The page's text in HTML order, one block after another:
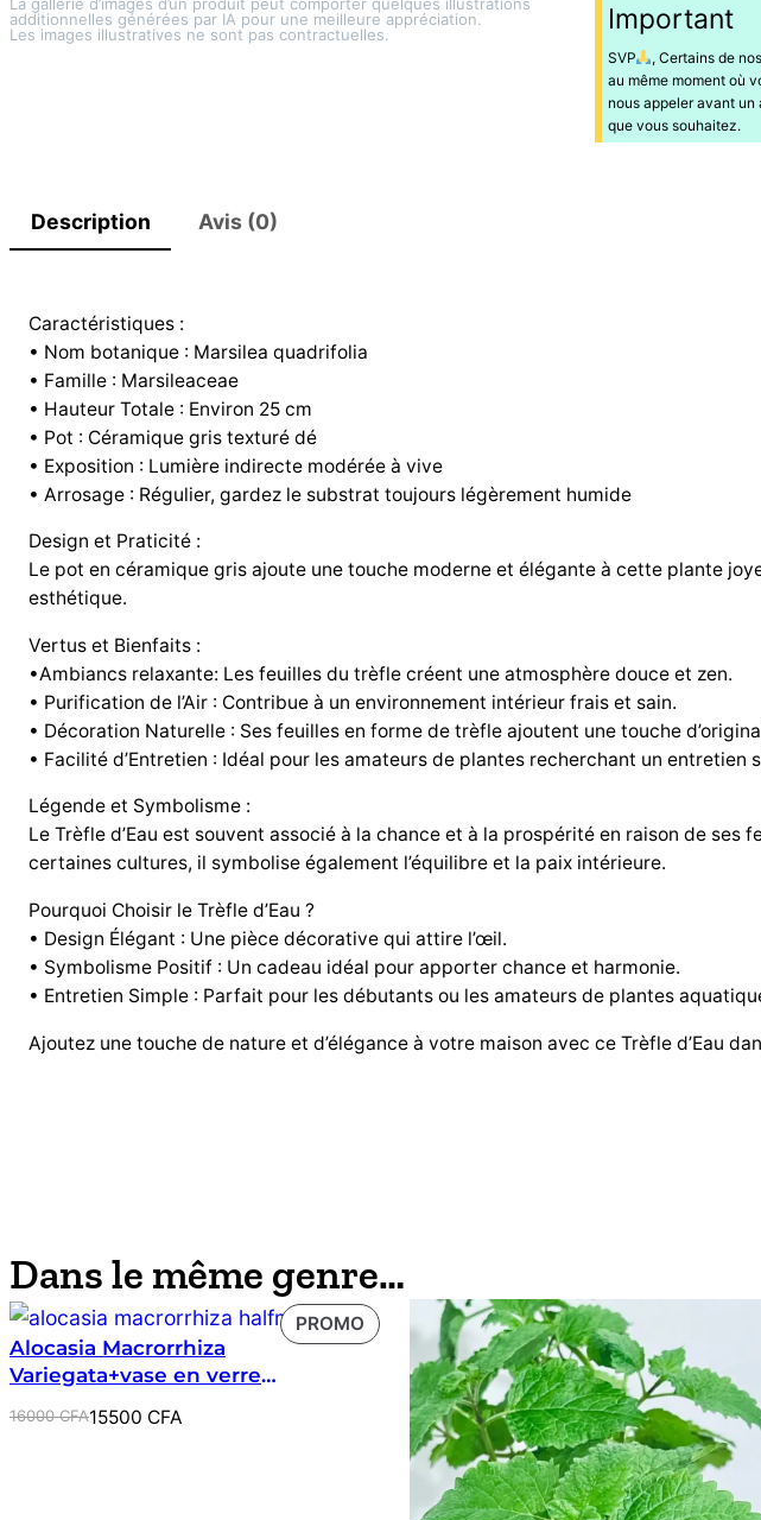
additionnelles générées par IA pour une meilleure appréciation.
Les images illustratives ne sont pas contractuelles.
Important
SVP , Certains de
au même moment où
nous appeler avant
que vous souhaitez.
Description Avis (0)
Caractéristiques :
• Nom botanique : Marsilea quadrifolia
• Famille : Marsileaceae
• Hauteur Totale : Environ 25 cm
• Pot : Céramique gris texturé dé
• Exposition : Lumière indirecte modérée à vive
• Arrosage : Régulier, gardez le substrat toujours légèrement humide
Design et Praticité :
Le pot en céramique gris ajoute une touche moderne et élégante à cette plante
esthétique.
Vertus et Bienfaits :
•Ambiancs relaxante: Les feuilles du trèfle créent une atmosphère douce et zen.
• Purification de l’Air : Contribue à un environnement intérieur frais et sain.
• Décoration Naturelle : Ses feuilles en forme de trèfle ajoutent une touche
• Facilité d’Entretien : Idéal pour les amateurs de plantes recherchant un entretien
Légende et Symbolisme :
Le Trèfle d’Eau est souvent associé à la chance et à la prospérité en raison de
certaines cultures, il symbolise également l’équilibre et la paix intérieure.
Pourquoi Choisir le Trèfle d’Eau ?
• Design Élégant : Une pièce décorative qui attire l’œil.
• Symbolisme Positif : Un cadeau idéal pour apporter chance et harmonie.
• Entretien Simple : Parfait pour les débutants ou les amateurs de plantes
Ajoutez une touche de nature et d’élégance à votre maison avec ce Trèfle d’Eau
Dans le même genre…
PROMOPRODUIT
EN
PROMOTION
Alocasia Macrorrhiza
Variegata+vase en verre
16000CFA
Le
15500 CFA
Le